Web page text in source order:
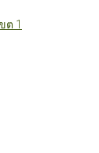
ต 1